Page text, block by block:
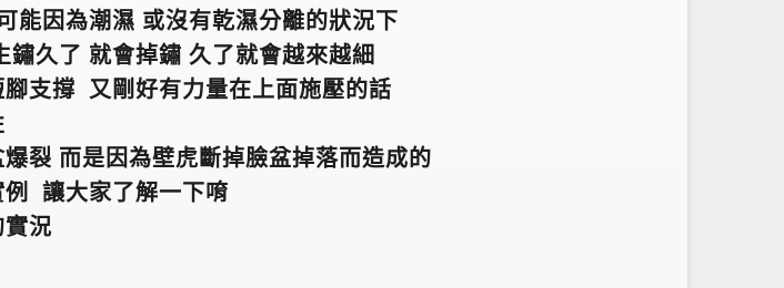
能因為潮濕 或沒有乾濕分離的狀況下
鏽久了 就會掉鏽 久了就會越來越細
支撐 又剛好有力量在上面施壓的話
裂 而是因為壁虎斷掉臉盆掉落而造成的
讓大家了解一下唷
況